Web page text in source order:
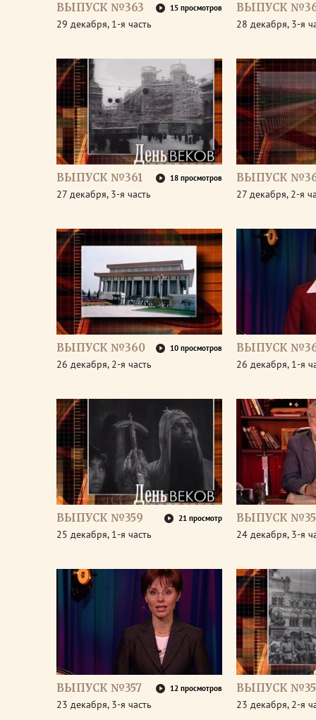
ВЫПУСК №363 15 просмотров
29 декабря, 1-я часть
ВЫПУСК
28 декабря, 3-я
ВЫПУСК №361 18 просмотров
27 декабря, 3-я часть
ВЫПУСК
27 декабря, 2-я
ВЫПУСК №360 10 просмотров
26 декабря, 2-я часть
ВЫПУСК
26 декабря, 1-я
ВЫПУСК №359 21 просмотр
25 декабря, 1-я часть
ВЫПУСК
24 декабря, 3-я
ВЫПУСК №357 12 просмотров
23 декабря, 3-я часть
ВЫПУСК
23 декабря, 2-я